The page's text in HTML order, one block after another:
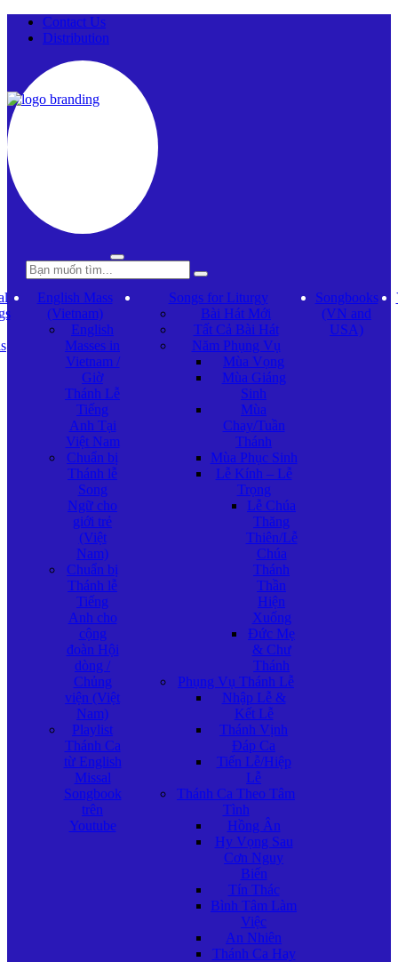
Contact Us
Distribution
English Mass
(Vietnam)
English
Masses in
Vietnam /
Giờ
Thánh Lễ
Tiếng
Anh Tại
Việt Nam
Chuẩn bị
Thánh lễ
Song
Ngữ cho
giới trẻ
(Việt
Nam)
Chuẩn bị
Thánh lễ
Tiếng
Anh cho
cộng
đoàn Hội
dòng /
Chủng
viện (Việt
Nam)
Playlist
Thánh Ca
từ English
Missal
Songbook
trên
Youtube
Songs for Liturgy
Bài Hát Mới
Tất Cả Bài Hát
Năm Phụng Vụ
Mùa Vọng
Mùa Giáng
Sinh
Mùa
Chay/Tuần
Thánh
Mùa Phục Sinh
Lễ Kính – Lễ
Trọng
Lễ Chúa
Thăng
Thiên/Lễ
Chúa
Thánh
Thần
Hiện
Xuống
Đức Mẹ
& Chư
Thánh
Phụng Vụ Thánh Lễ
Nhập Lễ &
Kết Lễ
Thánh Vịnh
Đáp Ca
Tiến Lễ/Hiệp
Lễ
Thánh Ca Theo Tâm
Tình
Hồng Ân
Hy Vọng Sau
Cơn Nguy
Biến
Tín Thác
Bình Tâm Làm
Việc
An Nhiên
Thánh Ca Hay
Songbooks
(VN and
USA)